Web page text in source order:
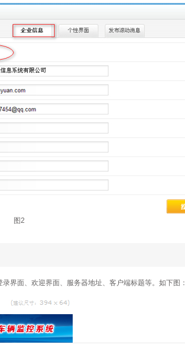
图2
界面、欢迎界面、服务器地址、客户端标题等。如下图：